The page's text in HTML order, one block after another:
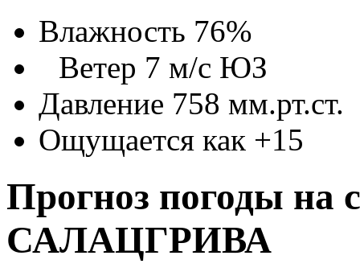
Влажность 76%
Ветер 7 м/с ЮЗ
Давление 758 мм.рт.ст.
Ощущается как +15
Прогноз погоды на
САЛАЦГРИВА